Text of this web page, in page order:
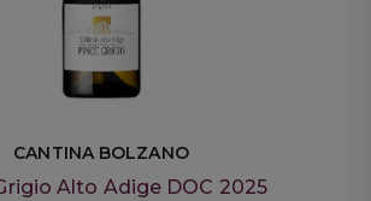
CANTINA BOLZANO
Alto Adige DOC 2025